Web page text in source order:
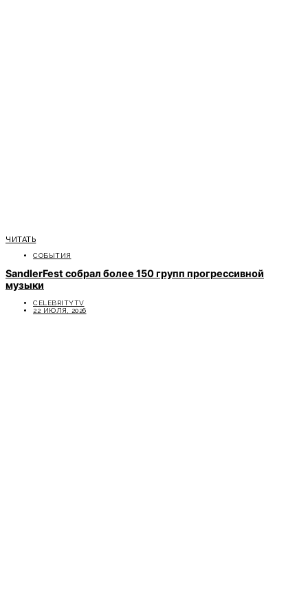
ЧИТАТЬ
СОБЫТИЯ
SandlerFest собрал более 150 групп прогрессивной
музыки
CELEBRITYTV
22 ИЮЛЯ, 2026